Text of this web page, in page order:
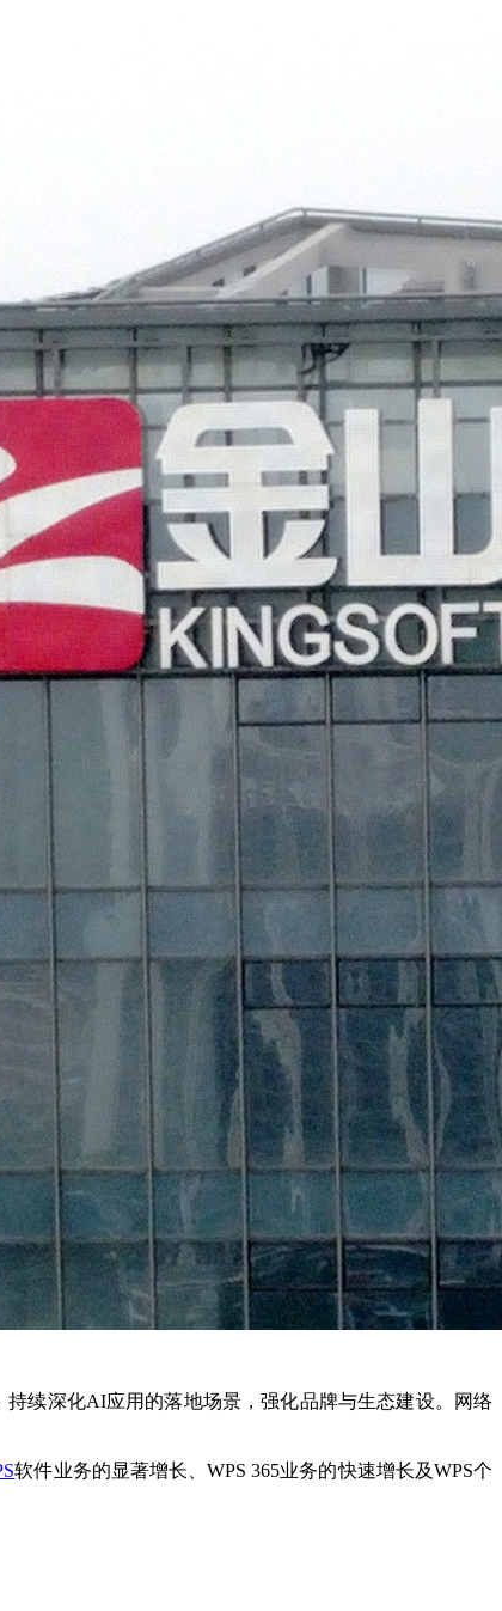
续深化AI应用的落地场景，强化品牌与生态建设。网络
软件业务的显著增长、WPS 365业务的快速增长及WPS个